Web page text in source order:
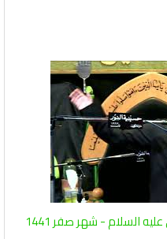
السلام - شهر صفر 1441